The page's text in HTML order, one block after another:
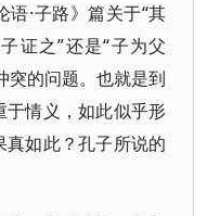
·子路》篇关于“其
证之”还是“子为父
突的问题。也就是到
情义，如此似乎形
如此？孔子所说的